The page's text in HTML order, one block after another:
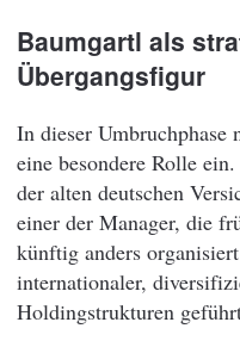
Baumgartl als
Übergangsfigur
In dieser
eine besondere Rolle
der alten deutschen
einer der Manager, die
künftig anders
internationaler,
Holdingstrukturen